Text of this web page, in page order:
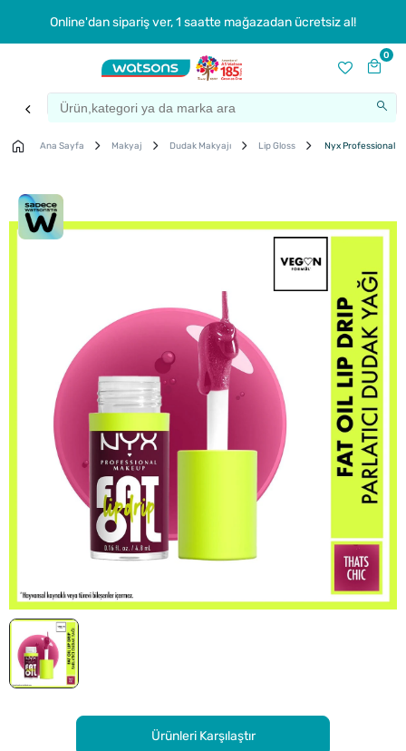
Online'dan sipariş ver, 1 saatte mağazadan ücretsiz al!
0
Ana Sayfa Makyaj Dudak Makyajı Lip Gloss Nyx Professional
Ürünleri Karşılaştır